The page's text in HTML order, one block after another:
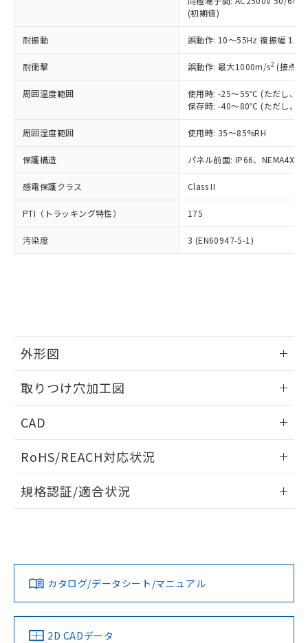
(初期値)
耐振動 誤動作: 10～55Hz 複振幅
耐衝撃 誤動作: 最大1000m/s2 (接点
周囲温度範囲
使用時: -25～55℃ (ただし、氷
保存時: -40～80℃ (ただし、氷
周囲湿度範囲 使用時: 35～85%RH
保護構造 パネル前面: IP66、NEMA4X,
感電保護クラス Class II
PTI（トラッキング特性） 175
汚染度 3 (EN60947-5-1)
外形図
取りつけ穴加工図
CAD
ドすることができます。
ログイン/会員登録
ダウンロードデータをご利用いただく前に、以下を必ずお読
みください。
ソフトウェアの使用条件
RoHS/REACH対応状況
EU RoHS 注意事項・凡例
対応済み
中国 RoHS 注意事項・凡例
規格認証/適合状況
LR型式承認
（イギリス
船舶規格）
DNV型式承認
（ノルウェー
BV型式承認
（フランス
KR型式
（韓国
カタログ/データシート/マニュアル
2D CADデータ
正式な納期状況および標準価格はお客
様のお取引先、またはお客様担当のオ
ムロン制御機器販売店・当社販売員に
オムロン制御機器販売店や当社販売拠
販売ネットワーク
」をご確認
事前の承諾なく第三者に漏洩または開
示しないようお願いします。
マイパーツ機能（部品リスト作成サー
ビス）をご利用いただくには、I-Web
メンバーズにご登録されている必要が
あります。
お客様が当ウェブサイト上で当社にご
登録された部品リストについて、当社
および当社の共同利用者が、当社の製
(PBDE) 1000ppm以下、フタル酸ビス(2-エチルヘキシ
ル) (DEHP)(別名：DOP) 1000ppm以下、フタル酸ブチ
（DBP） 1000ppm以下、フタル酸ジイソブチル
但し、RoHS指令で産業用監視および制御機器に対する
フタル酸エステル類の４物質については閾値を超える意
図的な使用がないことを確認しています。
※2 対応予定月
部品在庫の切り替え状況などにより、予定
月が前後することがあります。
※3 非含有証明書ダウンロード
※本証明書は発行日時点で非含有を証明す
るもので、過去に遡って非含有を証明する
また、RoHS指令のフタル酸エステル類４
物質の対応では、対応完了までの期間は出
荷製品に未対応品が混在することから備考
既に当社にて対応品への在庫切替を完了
していることから、特段のことがない限
り、2022年1月12日より割愛しておりま
ニル類) : 1000ppm、 PBDEs(ポリ臭化ジフェニルエーテ
イソブチル) : 1000ppm、 BBP(フタル酸ブチルベンジ
DEHP(フタル酸ビス(2-エチルヘキシル)) : 1000ppm
「ｅ」：有害物質（10物質）のすべてが基
準値以下であることを示します。
「10」：通常の使用状況下において有害物
質が外部に漏えいし、環境に深刻な影響を
及ぼさない年数を意味します。
い合わせください。
当社は規制貨物を破棄する場合は、完
全に破砕するなど、違法に輸出されな
いよう必要な手段を講じます。
当社は貴社製品を、核兵器、ミサイ
ル、化学兵器、生物兵器またはその他
武器並びにこれらの製造装置等に一切
当社は、貴社製品を第三者に販売する
場合は、上記1、2および3の内容を当
該第三者に通知します。また当社は、
販売先および販売に係わる関係者が違
り引きをいたしません。
一定数以上の在庫あり
一定数には満たないが在庫あり
在庫なし(最新の在庫状況につ
いては、お客様のお取引先、ま
たはお客様担当のオムロン制御
機器販売店・当社販売員にご確
白
受注生産機種、また在庫状況の
情報を公開していない機種